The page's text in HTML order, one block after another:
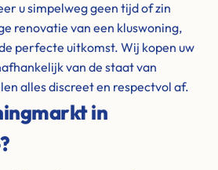
u simpelweg geen tijd of zin
renovatie van een kluswoning,
perfecte uitkomst. Wij kopen uw
van de staat van
alles discreet en respectvol af.
in